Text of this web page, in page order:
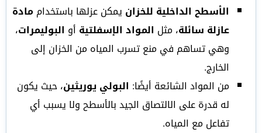
الأسطح الداخلية للخزان يمكن عزلها باستخداممادة
عازلة سائلة، مثل المواد الإسفلتية أو البوليمرات،
وهي تساهم في منع تسرب المياه من الخزان إلى
الخارج.
من المواد الشائعة أيضًا: البولي يوريثين، حيث يكون
له قدرة على الالتصاق الجيد بالأسطح ولا يسبب أي
تفاعل مع المياه.